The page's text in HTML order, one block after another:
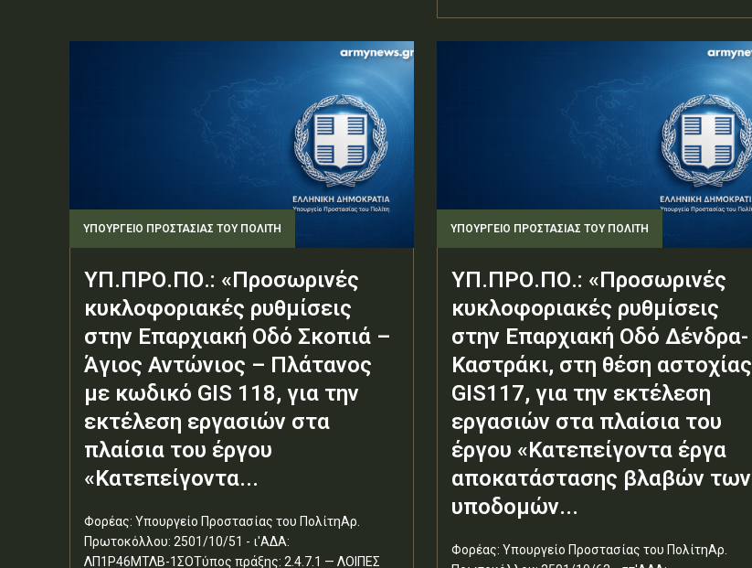
ΥΠΟΥΡΓΕΊΟ ΠΡΟΣΤΑΣΊΑΣ ΤΟΥ ΠΟΛΊΤΗ
ΥΠ.ΠΡΟ.ΠΟ.: «Προσωρινές
κυκλοφοριακές ρυθμίσεις
στην Επαρχιακή Οδό Σκοπιά –
Άγιος Αντώνιος – Πλάτανος
με κωδικό GIS 118, για την
εκτέλεση εργασιών στα
πλαίσια του έργου
«Κατεπείγοντα...
Φορέας: Υπουργείο Προστασίας του ΠολίτηΑρ.
Πρωτοκόλλου: 2501/10/51 - ι'ΑΔΑ:
ΛΠ1Ρ46ΜΤΛΒ-1ΣΟΤύπος πράξης: 2.4.7.1 — ΛΟΙΠΕΣ
ΥΠΟΥΡΓΕΊΟ ΠΡΟΣΤΑΣΊΑΣ ΤΟΥ ΠΟΛΊΤΗ
ΥΠ.ΠΡΟ.ΠΟ.: «Προσωρινές
κυκλοφοριακές ρυθμίσεις
στην Επαρχιακή Οδό Δένδρα-
Καστράκι, στη θέση αστοχίας
GIS117, για την εκτέλεση
εργασιών στα πλαίσια του
έργου «Κατεπείγοντα έργα
αποκατάστασης βλαβών των
υποδομών...
Φορέας: Υπουργείο Προστασίας του ΠολίτηΑρ.